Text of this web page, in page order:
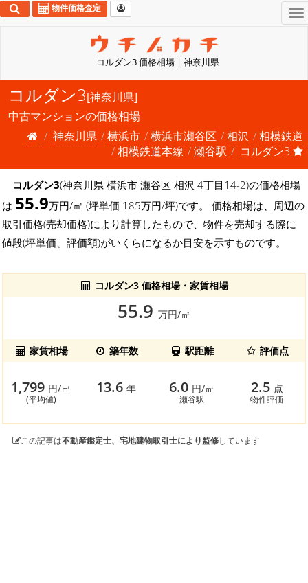
コルダン3 価格相場 | 神奈川県
物件価格査定
コルダン3[神奈川県]
中古マンションの価格相場
神奈川県
横浜市 横浜市瀬谷区 相沢
相模鉄道
相模鉄道本線
瀬谷駅 コルダン3
コルダン3(神奈川県 横浜市 瀬谷区 相沢 4丁目14-2)の価格相場
は 55.9万円/㎡ (坪単価 185万円/坪)です。 価格相場は、周辺の
取引価格(売却価格)により計算したもので、物件を売却する際に
値段(坪単価、評価額)がいくらになるか目安を示すものです。
コルダン3 価格相場・家賃相場
55.9 万円/㎡
家賃相場 築年数 駅距離 評価点
1,799 円/㎡
(平均値)
13.6年 6.0 円/㎡
瀬谷駅
2.5 点
物件評価
この記事は不動産鑑定士、宅地建物取引士により監修しています